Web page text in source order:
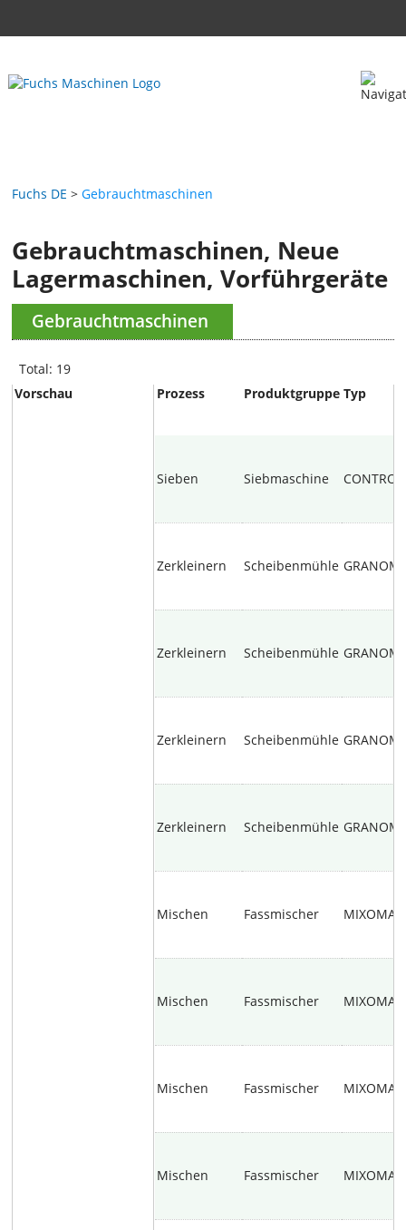
Fuchs DE Gebrauchtmaschinen
Gebrauchtmaschinen, Neue
Lagermaschinen, Vorführgeräte
Gebrauchtmaschinen
Total: 19
Prozess
Produktgruppe Typ
Sieben Siebmaschine
Zerkleinern Scheibenmühle
Zerkleinern Scheibenmühle
Zerkleinern Scheibenmühle
Zerkleinern Scheibenmühle
Mischen Fassmischer
Mischen Fassmischer
Mischen Fassmischer
Mischen Fassmischer
Vorschau